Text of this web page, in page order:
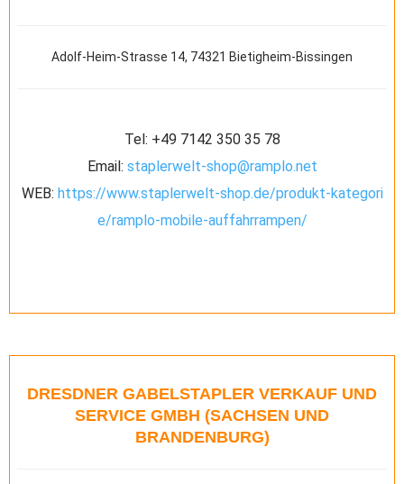
Adolf-Heim-Strasse 14, 74321 Bietigheim-Bissingen
Tel: +49 7142 350 35 78
Email: staplerwelt-shop@ramplo.net
WEB: https://www.staplerwelt-shop.de/produkt-kategori
e/ramplo-mobile-auffahrrampen/
DRESDNER GABELSTAPLER VERKAUF UND
SERVICE GMBH (SACHSEN UND
BRANDENBURG)